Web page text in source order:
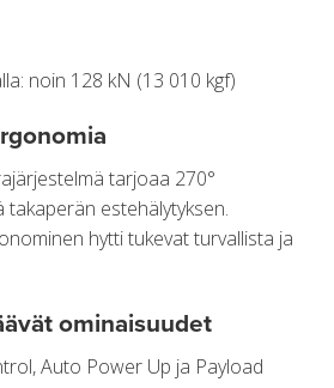
noin 128 kN (13 010 kgf)
tarjoaa 270°
takaperän estehälytyksen.
hytti tukevat turvallista ja
ominaisuudet
Auto Power Up ja Payload